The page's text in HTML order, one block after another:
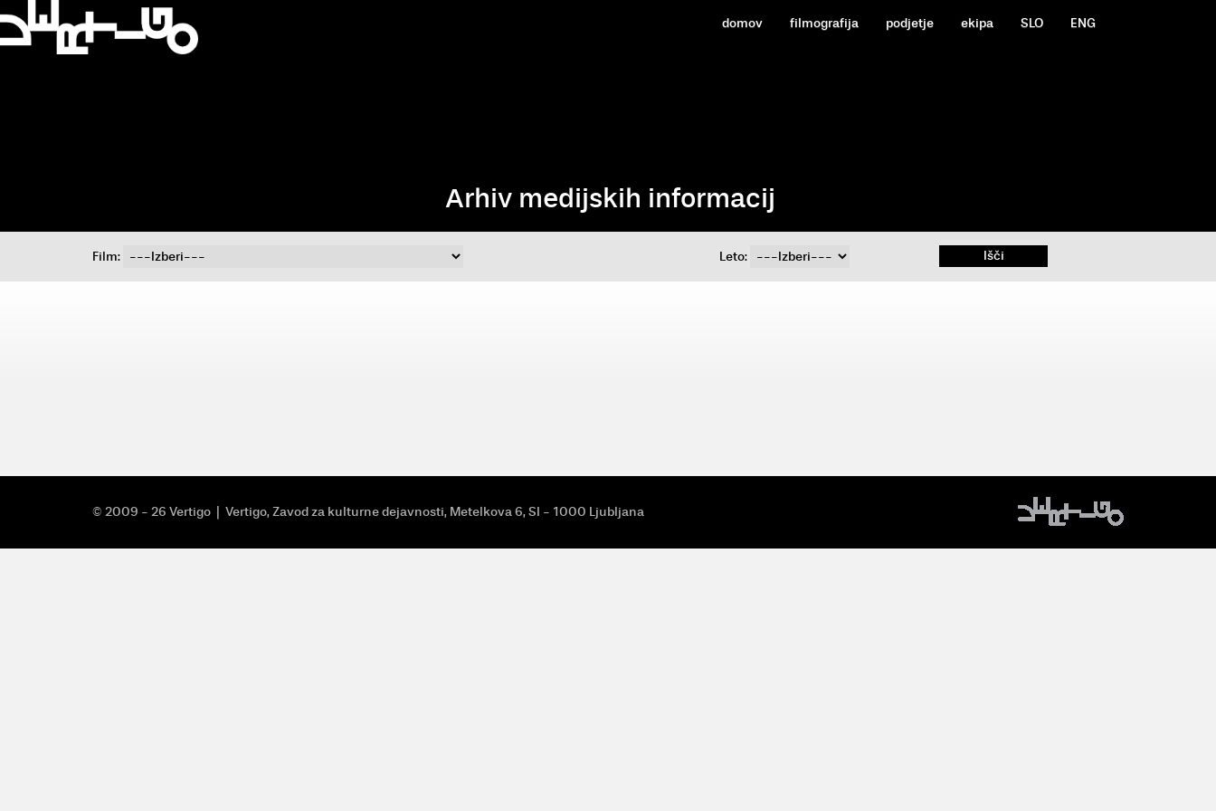
domov filmografija podjetje ekipa SLO ENG
Arhiv medijskih informacij
Film: Leto:
© 2009 - 26 Vertigo | Vertigo, Zavod za kulturne dejavnosti, Metelkova 6, SI - 1000 Ljubljana